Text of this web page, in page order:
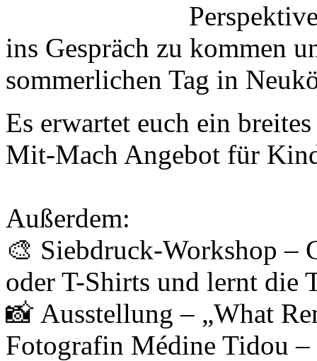
ins Gespräch zu kommen
sommerlichen Tag in
Es erwartet euch ein
Mit-Mach Angebot für
Außerdem:
🎨 Siebdruck-Workshop –
oder T-Shirts und lernt die
📸 Ausstellung – „What
Fotografin Médine Tidou